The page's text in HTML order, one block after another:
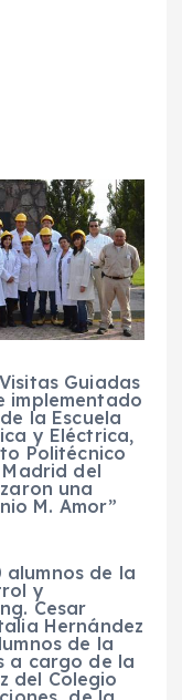
Guiadas
implementado
la Escuela
y Eléctrica,
Politécnico
del
una
M. Amor”
de la
y
Cesar
Hernández
de la
a cargo de la
del Colegio